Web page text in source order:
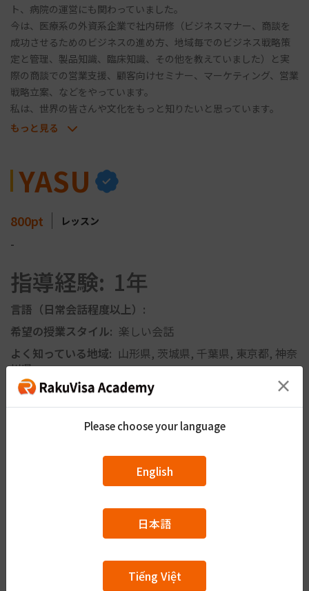
ト、病院の運営にも関わっていました。
今は、医療系の外資系企業で社内研修（ビジネスマナー、商談を
成功させるためのビジネスの進め方、地域毎でのビジネス戦略策
定と管理、製品知識、臨床知識、その他を教えていました）と実
際の商談での営業支援、顧客向けセミナー、マーケティング、営業
戦略立案、などをやっています。
私は、世界の皆さんや文化をもっと知りたいと思っています。
私は、日本語というスキルや文化をお伝えするだけでなく、私も
（三沢 泰一（Yasukazu Misawa））みなさん こんにちは。
わたしは にほんごきょうしこうざ420じかんを しゅうりょうし
わたしは、JLPTの N4からN2（N1）までの 人たちへ レッ
クライミングや テニスなどを よく やって いました。
さいきんは おもに りょこうへ よく いっています。
にほんは すべての とどうふけんへ 行きました。
かいがいは 20のくに（40かいくらい） いきました。
まだまだ いきたい ところが たくさん あります。
しょうらいは せかいいっしゅうへ いこうと おもって いま
わたしは Medical technologistで まえは びょういんで は
たらいて いました。
びょういんでは けんさの しごとや グループびょういんの
んえいにも かかわって いました。
いまは いりょうかんけいの かいがいの かいしゃで internal
Training（ business etiquette、businessを せいこうさせる
ための すすめかたや ちいきごとでの business
strategy&management、 knowledge of
products&physiology、 etcを おしえて いました）と じっさ
ー マーケティング えいぎょうせんりゃくのりつあん などを
もっと見る
YASU
800pt
レッスン
-
指導経験: 1年
言語（日常会話程度以上）:
希望の授業スタイル: 楽しい会話
よく知っている地域: 山形県, 茨城県, 千葉県, 東京都, 神奈
川県
経験のある仕事: 飲食料品製造（肉・水産加工以外）, 介
護, 営業
登壇対応可能内容
A1（N5~N4）
×
Please choose your language
English
日本語
Tiếng Việt